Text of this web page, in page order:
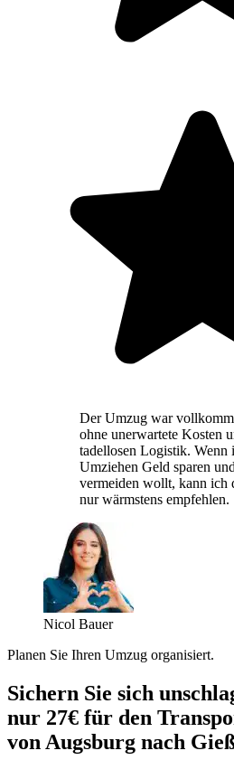
Der Umzug war
ohne unerwartete Kosten
tadellosen Logistik. Wenn
Umziehen Geld sparen
vermeiden wollt, kann ich
nur wärmstens empfehlen.
Nicol Bauer
Planen Sie Ihren Umzug organisiert.
Sichern Sie sich
nur 27€ für den
von Augsburg nach